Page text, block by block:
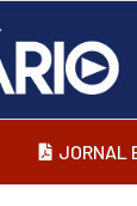
JORNAL